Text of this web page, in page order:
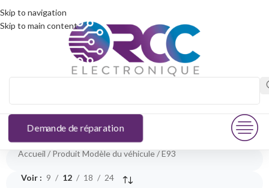
Skip to navigation
Skip to main content
Demande de réparation
Accueil Produit Modèle du véhicule E93
Voir 9 12 18 24